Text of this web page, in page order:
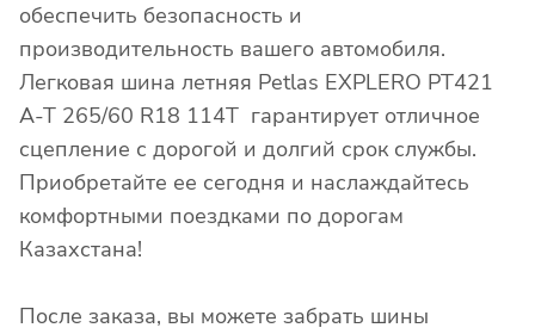
обеспечить безопасность и
производительность вашего автомобиля.
Легковая шина летняя Petlas EXPLERO PT421
A-T 265/60 R18 114T гарантирует отличное
сцепление с дорогой и долгий срок службы.
Приобретайте ее сегодня и наслаждайтесь
комфортными поездками по дорогам
Казахстана!
После заказа, вы можете забрать шины